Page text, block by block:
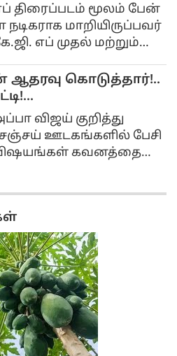
நடைபெற்றது.
திரைப்படம் மூலம் பேன்
நடிகராக மாறியிருப்பவர்
எப் முதல் மற்றும்
தெலுங்கு, தமிழ்,
போன்ற மொழிகளில் டப்
இந்தியா முழுவதும்
வசூலை அள்ளியது.
ஆதரவு கொடுத்தார்!..
விஜய் குறித்து
ஊடகங்களில் பேசி
கவனத்தை
பற்றி மிகவும்
பேசியிருந்தார்.